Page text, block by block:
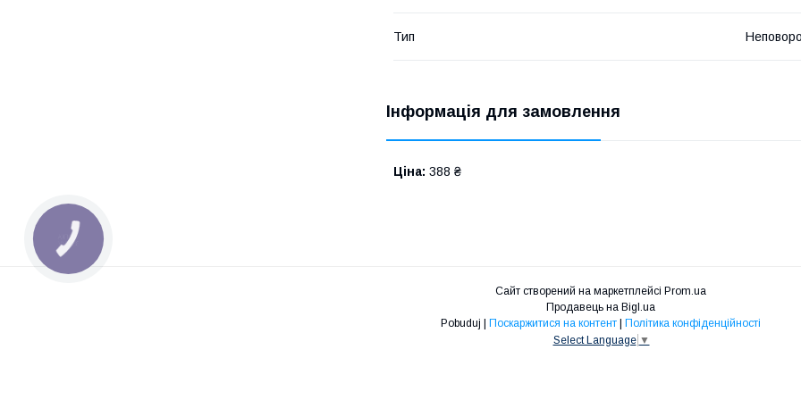
Тип
Інформація для замовлення
Ціна: 388 ₴
Сайт створений на маркетплейсі Prom.ua
Продавець на Bigl.ua
Pobuduj | Поскаржитися на контент | Політика конфіденційності
Select Language ▼
КНОПКА
ЗВ'ЯЗКУ